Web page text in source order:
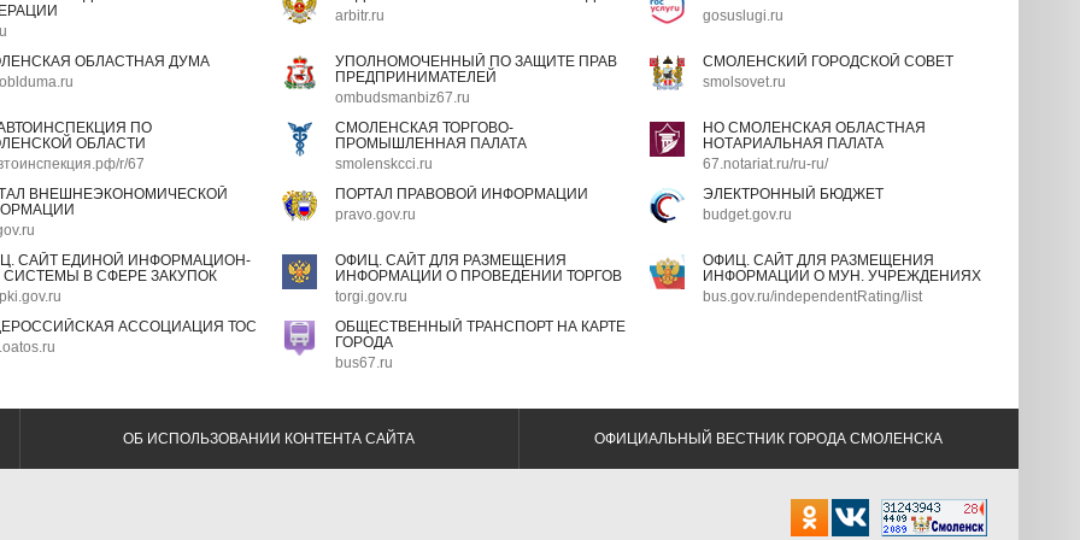
arbitr.ru
gosuslugi.ru
ОБЛАСТНАЯ ДУМА
УПОЛНОМОЧЕННЫЙ ПО ЗАЩИТЕ ПРАВ
ПРЕДПРИНИМАТЕЛЕЙ
ombudsmanbiz67.ru
СМОЛЕНСКИЙ ГОРОДСКОЙ СОВЕТ
smolsovet.ru
ПО
ОБЛАСТИ
r/67
СМОЛЕНСКАЯ ТОРГОВО-
ПРОМЫШЛЕННАЯ ПАЛАТА
smolenskcci.ru
НО СМОЛЕНСКАЯ ОБЛАСТНАЯ
НОТАРИАЛЬНАЯ ПАЛАТА
67.notariat.ru/ru-ru/
ВНЕШНЕЭКОНОМИЧЕСКОЙ
ПОРТАЛ ПРАВОВОЙ ИНФОРМАЦИИ
pravo.gov.ru
ЭЛЕКТРОННЫЙ БЮДЖЕТ
budget.gov.ru
САЙТ ЕДИНОЙ ИНФОРМАЦИОН-
СИСТЕМЫ В СФЕРЕ ЗАКУПОК
ОФИЦ. САЙТ ДЛЯ РАЗМЕЩЕНИЯ
ИНФОРМАЦИИ О ПРОВЕДЕНИИ ТОРГОВ
torgi.gov.ru
ОФИЦ. САЙТ ДЛЯ РАЗМЕЩЕНИЯ
ИНФОРМАЦИИ О МУН. УЧРЕЖДЕНИЯХ
bus.gov.ru/independentRating/list
АССОЦИАЦИЯ ТОС
ОБЩЕСТВЕННЫЙ ТРАНСПОРТ НА КАРТЕ
ГОРОДА
bus67.ru
ОБ ИСПОЛЬЗОВАНИИ КОНТЕНТА САЙТА ОФИЦИАЛЬНЫЙ ВЕСТНИК ГОРОДА СМОЛЕНСКА